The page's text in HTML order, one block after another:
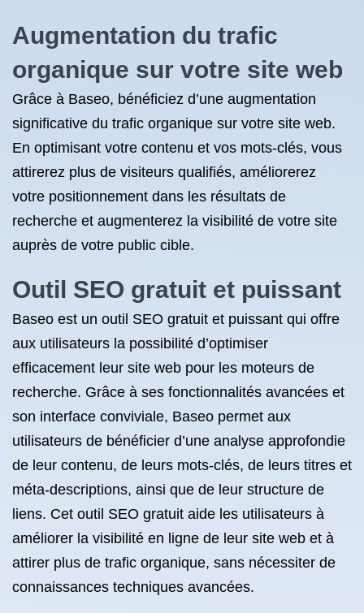
Augmentation du trafic
organique sur votre site web
Grâce à Baseo, bénéficiez d’une augmentation
significative du trafic organique sur votre site web.
En optimisant votre contenu et vos mots-clés, vous
attirerez plus de visiteurs qualifiés, améliorerez
votre positionnement dans les résultats de
recherche et augmenterez la visibilité de votre site
auprès de votre public cible.
Outil SEO gratuit et puissant
Baseo est un outil SEO gratuit et puissant qui offre
aux utilisateurs la possibilité d’optimiser
efficacement leur site web pour les moteurs de
recherche. Grâce à ses fonctionnalités avancées et
son interface conviviale, Baseo permet aux
utilisateurs de bénéficier d’une analyse approfondie
de leur contenu, de leurs mots-clés, de leurs titres et
méta-descriptions, ainsi que de leur structure de
liens. Cet outil SEO gratuit aide les utilisateurs à
améliorer la visibilité en ligne de leur site web et à
attirer plus de trafic organique, sans nécessiter de
connaissances techniques avancées.